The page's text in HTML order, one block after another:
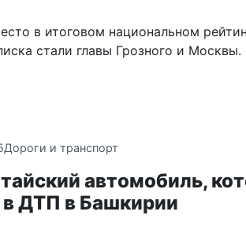
в итоговом национальном
стали главы Грозного и Москвы.
Дороги и транспорт
автомобиль,
в ДТП в Башкирии